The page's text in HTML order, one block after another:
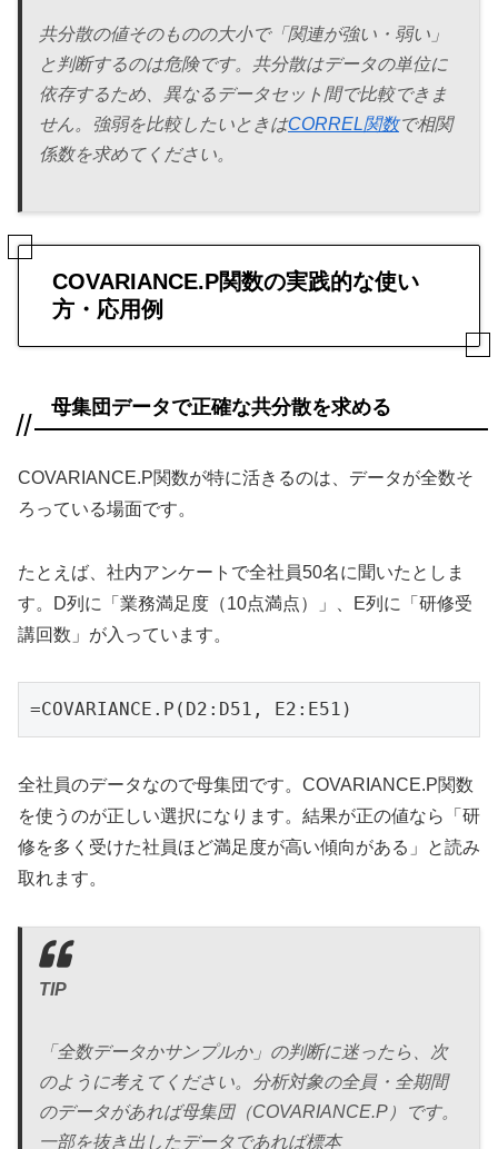
共分散の値そのものの大小で「関連が強い・弱い」
と判断するのは危険です。共分散はデータの単位に
依存するため、異なるデータセット間で比較できま
せん。強弱を比較したいときはCORREL関数で相関
係数を求めてください。
COVARIANCE.P関数の実践的な使い
方・応用例
母集団データで正確な共分散を求める
COVARIANCE.P関数が特に活きるのは、データが全数そ
ろっている場面です。
たとえば、社内アンケートで全社員50名に聞いたとしま
す。D列に「業務満足度（10点満点）」、E列に「研修受
講回数」が入っています。
=COVARIANCE.P(D2:D51, E2:E51)
全社員のデータなので母集団です。COVARIANCE.P関数
を使うのが正しい選択になります。結果が正の値なら「研
修を多く受けた社員ほど満足度が高い傾向がある」と読み
取れます。
TIP
「全数データかサンプルか」の判断に迷ったら、次
のように考えてください。分析対象の全員・全期間
のデータがあれば母集団（COVARIANCE.P）です。
一部を抜き出したデータであれば標本